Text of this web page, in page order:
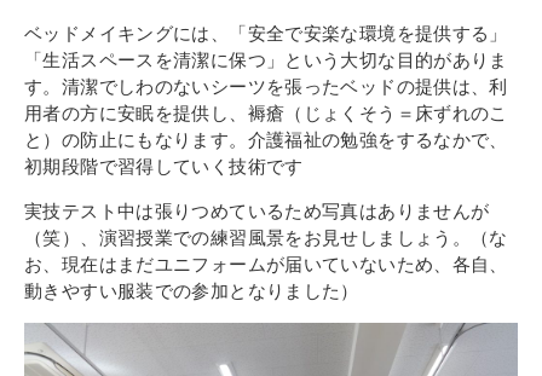
新着情報
ブログ
コラム
お問い合わせ
資料請求
インターネット出願
教職員採用情報
その他
個人情報の取り扱いについて
ベッドメイキングには、「安全で安楽な環境を提供する」
「生活スペースを清潔に保つ」という大切な目的がありま
す。清潔でしわのないシーツを張ったベッドの提供は、利
用者の方に安眠を提供し、褥瘡（じょくそう＝床ずれのこ
と）の防止にもなります。介護福祉の勉強をするなかで、
初期段階で習得していく技術です
実技テスト中は張りつめているため写真はありませんが
（笑）、演習授業での練習風景をお見せしましょう。（な
お、現在はまだユニフォームが届いていないため、各自、
動きやすい服装での参加となりました）